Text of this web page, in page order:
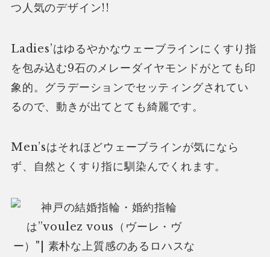
つ人気のデザイン!!
Ladies’はゆるやかなウェーブラインにくすり指
を包み込む9石のメレーダイヤモンドがとても印
象的。グラデーションでセッティングされてい
るので、動きが出てとても綺麗です。
Men’sはそれほどウェーブラインが気になら
ず、自然とくすり指に馴染んでくれます。